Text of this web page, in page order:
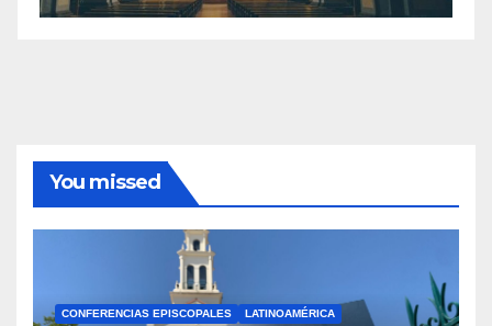
You missed
CONFERENCIAS EPISCOPALES LATINOAMÉRICA